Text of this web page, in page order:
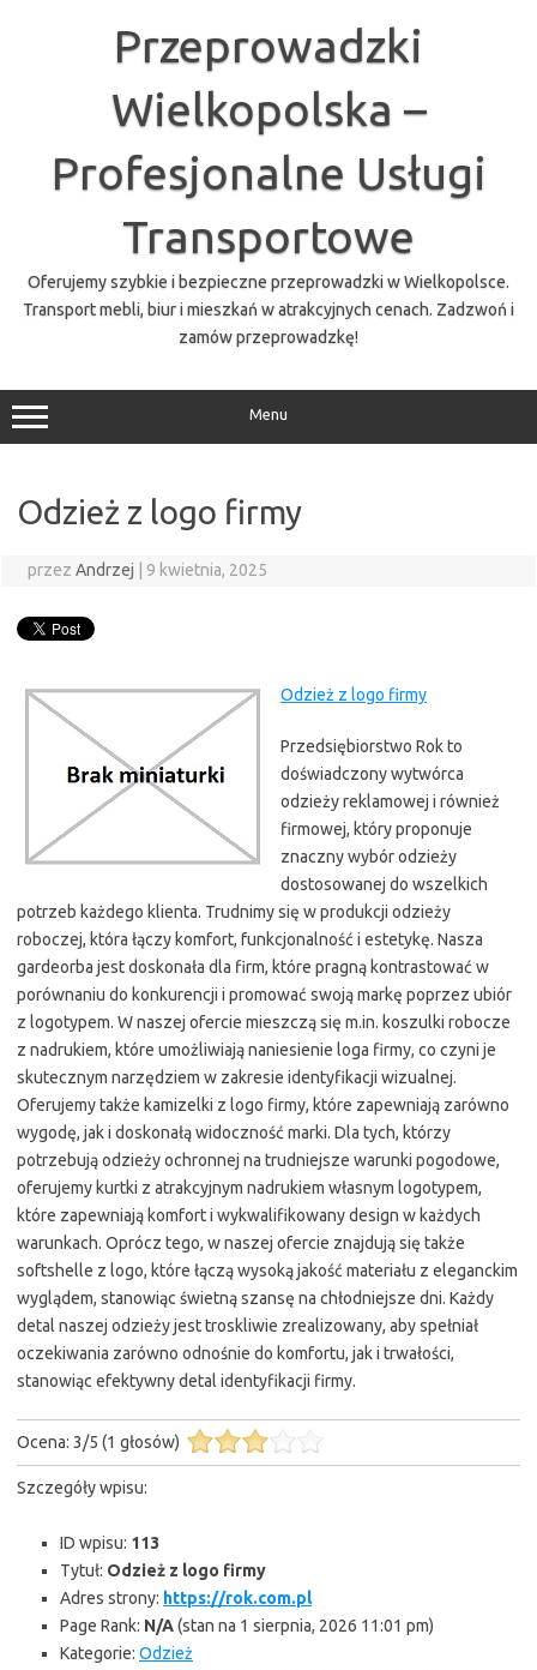
Przeprowadzki
Wielkopolska –
Profesjonalne Usługi
Transportowe
Oferujemy szybkie i bezpieczne przeprowadzki w Wielkopolsce.
Transport mebli, biur i mieszkań w atrakcyjnych cenach. Zadzwoń i
zamów przeprowadzkę!
Menu
Odzież z logo firmy
przez Andrzej 9 kwietnia, 2025
Odzież z logo firmy
Przedsiębiorstwo Rok to
doświadczony wytwórca
odzieży reklamowej i również
firmowej, który proponuje
znaczny wybór odzieży
dostosowanej do wszelkich
potrzeb każdego klienta. Trudnimy się w produkcji odzieży
roboczej, która łączy komfort, funkcjonalność i estetykę. Nasza
gardeorba jest doskonała dla firm, które pragną kontrastować w
porównaniu do konkurencji i promować swoją markę poprzez ubiór
z logotypem. W naszej ofercie mieszczą się m.in. koszulki robocze
z nadrukiem, które umożliwiają naniesienie loga firmy, co czyni je
skutecznym narzędziem w zakresie identyfikacji wizualnej.
Oferujemy także kamizelki z logo firmy, które zapewniają zarówno
wygodę, jak i doskonałą widoczność marki. Dla tych, którzy
potrzebują odzieży ochronnej na trudniejsze warunki pogodowe,
oferujemy kurtki z atrakcyjnym nadrukiem własnym logotypem,
które zapewniają komfort i wykwalifikowany design w każdych
warunkach. Oprócz tego, w naszej ofercie znajdują się także
softshelle z logo, które łączą wysoką jakość materiału z eleganckim
wyglądem, stanowiąc świetną szansę na chłodniejsze dni. Każdy
detal naszej odzieży jest troskliwie zrealizowany, aby spełniał
oczekiwania zarówno odnośnie do komfortu, jak i trwałości,
stanowiąc efektywny detal identyfikacji firmy.
Ocena: 3/5 (1 głosów)
Szczegóły wpisu:
ID wpisu: 113
Tytuł: Odzież z logo firmy
Adres strony: https://rok.com.pl
Page Rank: N/A(stan na 1 sierpnia, 2026 11:01 pm)
Kategorie: Odzież